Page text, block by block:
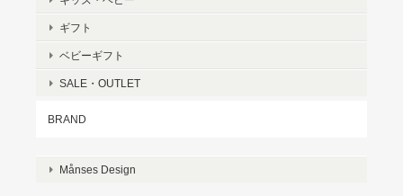
ギフト
ベビーギフト
SALE・OUTLET
BRAND
Månses Design